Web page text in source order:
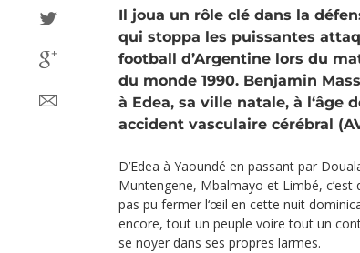
Il joua un rôle clé dans la
qui stoppa les puissantes
football d’Argentine lors du
du monde 1990. Benjamin
à Edea, sa ville natale, à l‘âge
accident vasculaire cérébral
D’Edea à Yaoundé en passant par
Muntengene, Mbalmayo et Limbé, c’est
pas pu fermer l‘œil en cette nuit
encore, tout un peuple voire tout un
se noyer dans ses propres larmes.